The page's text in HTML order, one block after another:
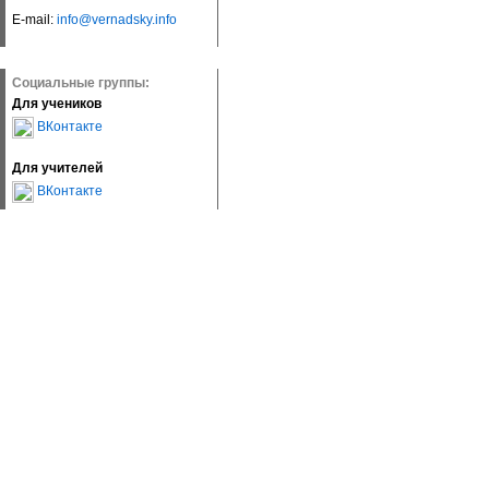
E-mail: info@vernadsky.info
Социальные группы:
Для учеников
ВКонтакте
Для учителей
ВКонтакте